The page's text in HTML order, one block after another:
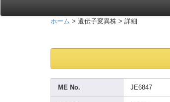
ホーム > 遺伝子変異株 > 詳細
ME No. JE6847